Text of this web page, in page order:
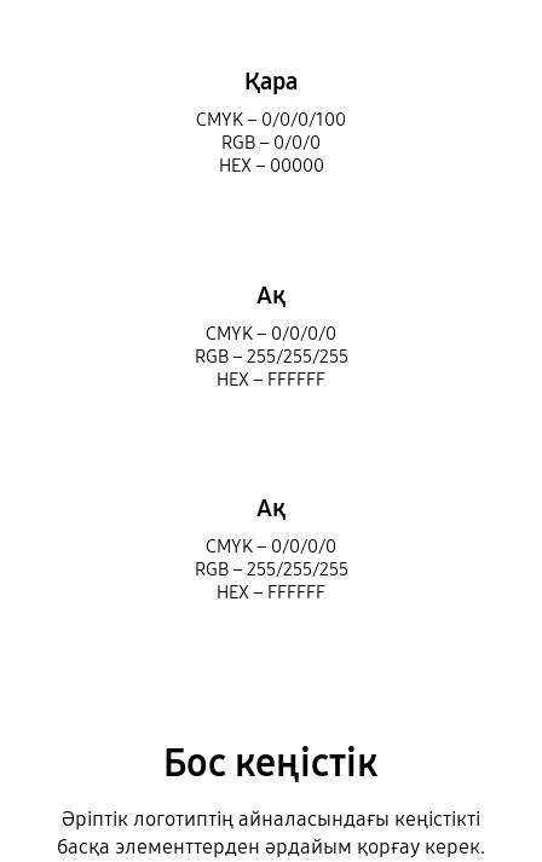
Қара
CMYK – 0/0/0/100
RGB – 0/0/0
HEX – 00000
Ақ
CMYK – 0/0/0/0
RGB – 255/255/255
HEX – FFFFFF
Ақ
CMYK – 0/0/0/0
RGB – 255/255/255
HEX – FFFFFF
Бос кеңістік
Әріптік логотиптің айналасындағы кеңістікті
басқа элементтерден әрдайым қорғау керек.